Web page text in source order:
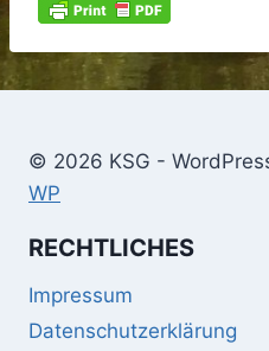
© 2026 KSG -
WP
RECHTLICHES
Impressum
Datenschutzerklärung